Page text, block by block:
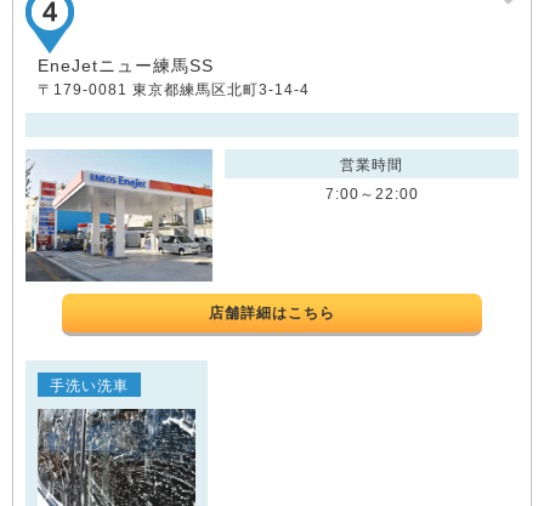
EneJetニュー練馬SS
〒179-0081 東京都練馬区北町3-14-4
営業時間
7:00～22:00
店舗詳細はこちら
手洗い洗車